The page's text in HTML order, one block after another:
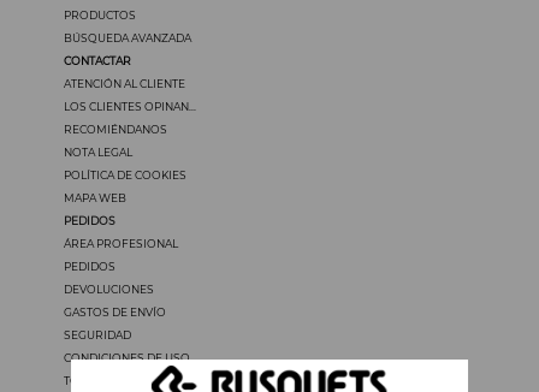
PRODUCTOS
BÚSQUEDA AVANZADA
CONTACTAR
ATENCIÓN AL CLIENTE
LOS CLIENTES OPINAN...
RECOMIÉNDANOS
NOTA LEGAL
POLÍTICA DE COOKIES
MAPA WEB
PEDIDOS
ÁREA PROFESIONAL
PEDIDOS
DEVOLUCIONES
GASTOS DE ENVÍO
SEGURIDAD
CONDICIONES DE USO
TODOS LOS PRECIOS INCLUYEN IVA